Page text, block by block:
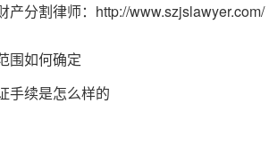
产分割律师： http://www.szjslawyer.com/
围如何确定
手续是怎么样的